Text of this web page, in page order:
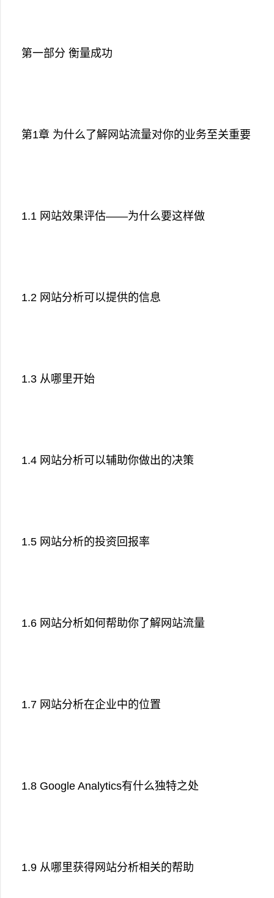
第一部分 衡量成功
第1章 为什么了解网站流量对你的业务至关重要
1.1 网站效果评估——为什么要这样做
1.2 网站分析可以提供的信息
1.3 从哪里开始
1.4 网站分析可以辅助你做出的决策
1.5 网站分析的投资回报率
1.6 网站分析如何帮助你了解网站流量
1.7 网站分析在企业中的位置
1.8 Google Analytics有什么独特之处
1.9 从哪里获得网站分析相关的帮助